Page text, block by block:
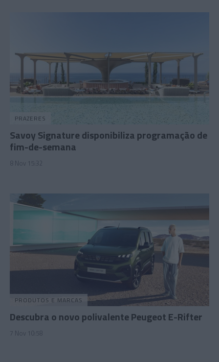
PRAZERES
Savoy Signature disponibiliza programação de
fim-de-semana
8 Nov 15:32
PRODUTOS E MARCAS
Descubra o novo polivalente Peugeot E-Rifter
7 Nov 10:58